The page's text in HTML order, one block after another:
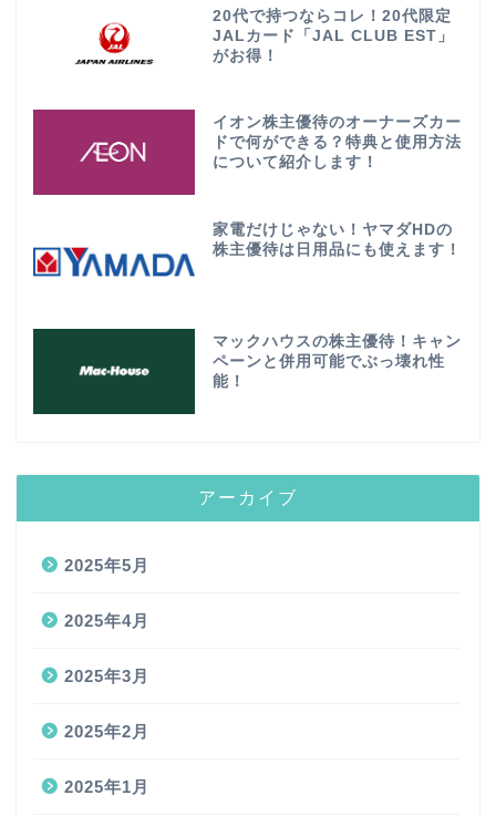
20代で持つならコレ！20代限定
JALカード「JAL CLUB EST」
がお得！
イオン株主優待のオーナーズカー
ドで何ができる？特典と使用方法
について紹介します！
家電だけじゃない！ヤマダHDの
株主優待は日用品にも使えます！
マックハウスの株主優待！キャン
ペーンと併用可能でぶっ壊れ性
能！
アーカイブ
2025年5月
2025年4月
2025年3月
2025年2月
2025年1月